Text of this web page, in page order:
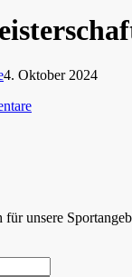
4. Oktober 2024
für unsere